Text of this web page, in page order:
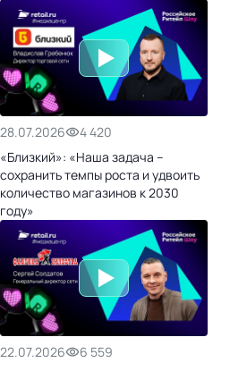
28.07.2026
4 420
«Близкий»: «Наша задача –
сохранить темпы роста и удвоить
количество магазинов к 2030
году»
22.07.2026
6 559